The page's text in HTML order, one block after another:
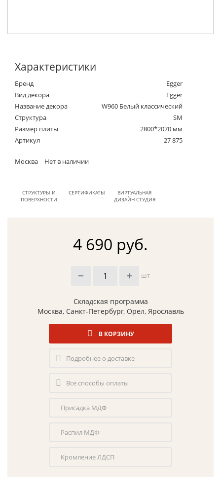
Характеристики
Бренд
Egger
Вид декора
Egger
Название декора
W960 Белый классический
Структура
SM
Размер плиты
2800*2070 мм
Артикул
27 875
Москва Нет в наличии
СТРУКТУРЫ И
ПОВЕРХНОСТИ
СЕРТИФИКАТЫ
ВИРТУАЛЬНАЯ
ДИЗАЙН СТУДИЯ
4 690 руб.
шт
Складская программа
Москва, Санкт-Петербург, Орел, Ярославль
В КОРЗИНУ
Подробнее о доставке
Все способы оплаты
Присадка МДФ
Распил МДФ
Кромление ЛДСП